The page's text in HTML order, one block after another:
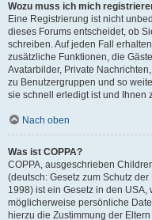
Wozu muss ich mich
Eine Registrierung ist nicht
dieses Forums entscheidet, ob
schreiben. Auf jeden Fall
zusätzliche Funktionen, die
Avatarbilder, Private
zu Benutzergruppen und so
sie schnell erledigt ist und Ihnen
Nach oben
Was ist COPPA?
COPPA, ausgeschrieben
(deutsch: Gesetz zum Schutz
1998) ist ein Gesetz in den
möglicherweise persönliche
hierzu die Zustimmung der